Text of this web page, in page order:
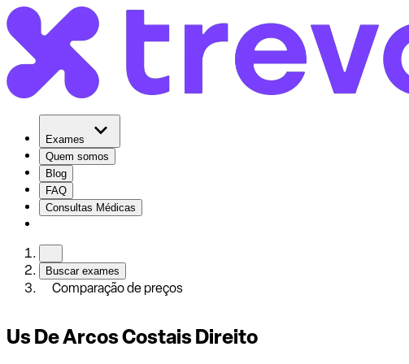
Exames
Quem somos
Blog
FAQ
Consultas Médicas
Buscar exames
Comparação de preços
Us De Arcos Costais Direito